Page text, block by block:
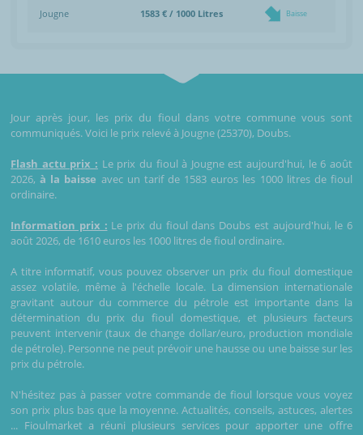
Jougne 1583 € / 1000 Litres Baisse
Jour après jour, les prix du fioul dans votre commune vous sont
communiqués. Voici le prix relevé à Jougne (25370), Doubs.
Flash actu prix : Le prix du fioul à Jougne est aujourd'hui, le 6 août
2026,à la baisse avec un tarif de 1583 euros les 1000 litres de fioul
ordinaire.
Information prix : Le prix du fioul dans Doubs est aujourd'hui, le 6
août 2026, de 1610 euros les 1000 litres de fioul ordinaire.
A titre informatif, vous pouvez observer un prix du fioul domestique
assez volatile, même à l'échelle locale. La dimension internationale
gravitant autour du commerce du pétrole est importante dans la
détermination du prix du fioul domestique, et plusieurs facteurs
peuvent intervenir (taux de change dollar/euro, production mondiale
de pétrole). Personne ne peut prévoir une hausse ou une baisse sur les
prix du pétrole.
N'hésitez pas à passer votre commande de fioul lorsque vous voyez
son prix plus bas que la moyenne. Actualités, conseils, astuces, alertes
... Fioulmarket a réuni plusieurs services pour apporter une offre